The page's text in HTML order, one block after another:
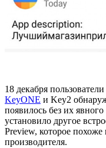
18 декабря
KeyONE и Key2
появилось без их
установило другое
Preview, которое похоже
производителя.